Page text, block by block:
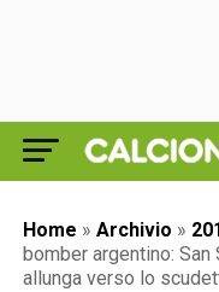
Home » Archivio »
bomber argentino:
allunga verso lo